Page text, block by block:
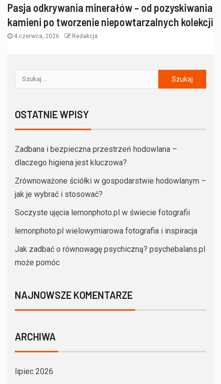
Pasja odkrywania minerałów – od pozyskiwania
kamieni po tworzenie niepowtarzalnych kolekcji
4 czerwca, 2026 Redakcja
OSTATNIE WPISY
Zadbana i bezpieczna przestrzeń hodowlana –
dlaczego higiena jest kluczowa?
Zrównoważone ściółki w gospodarstwie hodowlanym –
jak je wybrać i stosować?
Soczyste ujęcia lemonphoto.pl w świecie fotografii
lemonphoto.pl wielowymiarowa fotografia i inspiracja
Jak zadbać o równowagę psychiczną? psychebalans.pl
może pomóc
NAJNOWSZE KOMENTARZE
ARCHIWA
lipiec 2026